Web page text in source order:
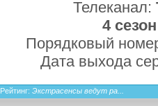
Телеканал:
4 сезон
Порядковый
Дата выхода
Рейтинг: Экстрасенсы ведут ра...